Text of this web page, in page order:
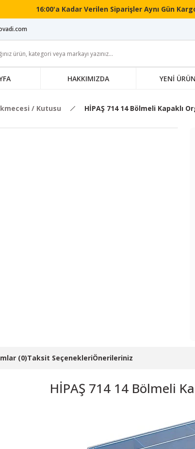
16:00'a Kadar Verilen Siparişler Aynı Gün
HAKKIMIZDA YENİ
/ Kutusu HİPAŞ 714 14 Bölmeli Kapaklı
(0)Taksit SeçenekleriÖnerileriniz
HİPAŞ 714 14 Bölmeli